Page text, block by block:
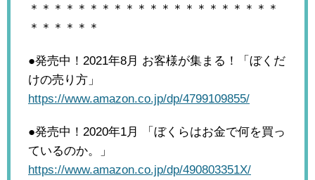
＊＊＊＊＊＊＊＊＊＊＊＊＊＊＊＊＊＊＊＊＊
＊＊＊＊＊＊
●発売中！2021年8月 お客様が集まる！「ぼくだ
けの売り方」
https://www.amazon.co.jp/dp/4799109855/
●発売中！2020年1月
「ぼくらはお金で何を買っ
ているのか。」
https://www.amazon.co.jp/dp/490803351X/